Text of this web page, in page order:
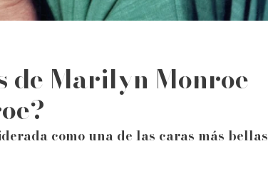
de Marilyn Monroe
como una de las caras más bellas